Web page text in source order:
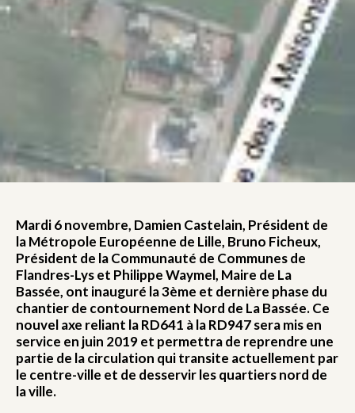
Mardi 6 novembre, Damien Castelain, Président de
la Métropole Européenne de Lille, Bruno Ficheux,
Président de la Communauté de Communes de
Flandres-Lys et Philippe Waymel, Maire de La
Bassée, ont inauguré la 3ème et dernière phase du
chantier de contournement Nord de La Bassée. Ce
nouvel axe reliant la RD641 à la RD947 sera mis en
service en juin 2019 et permettra de reprendre une
partie de la circulation qui transite actuellement par
le centre-ville et de desservir les quartiers nord de
la ville.